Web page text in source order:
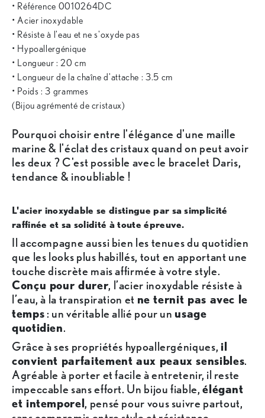
• Référence 0010264DC
• Acier inoxydable
• Résiste à l'eau et ne s'oxyde pas
• Hypoallergénique
• Longueur : 20 cm
• Longueur de la chaîne d'attache : 3.5 cm
• Poids : 3 grammes
(Bijou agrémenté de cristaux)
Pourquoi choisir entre l'élégance d'une maille
marine & l'éclat des cristaux quand on peut avoir
les deux ? C'est possible avec le bracelet Daris,
tendance & inoubliable !
L'acier inoxydable se distingue par sa simplicité
raffinée et sa solidité à toute épreuve.
Il accompagne aussi bien les tenues du quotidien
que les looks plus habillés, tout en apportant une
touche discrète mais affirmée à votre style.
Conçu pour durer, l’acier inoxydable résiste à
l’eau, à la transpiration et ne ternit pas avec le
temps : un véritable allié pour un usage
quotidien.
Grâce à ses propriétés hypoallergéniques, il
convient parfaitement aux peaux sensibles.
Agréable à porter et facile à entretenir, il reste
impeccable sans effort. Un bijou fiable,élégant
et intemporel, pensé pour vous suivre partout,